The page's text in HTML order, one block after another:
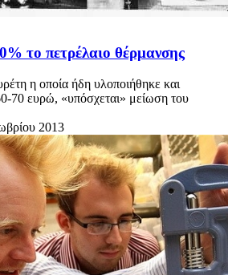
το πετρέλαιο θέρμανσης
η οποία ήδη υλοποιήθηκε και
70 ευρώ, «υπόσχεται» μείωση του
2013